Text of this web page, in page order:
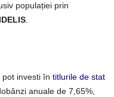
populației prin
investi în titlurile de stat
anuale de 7,65%,